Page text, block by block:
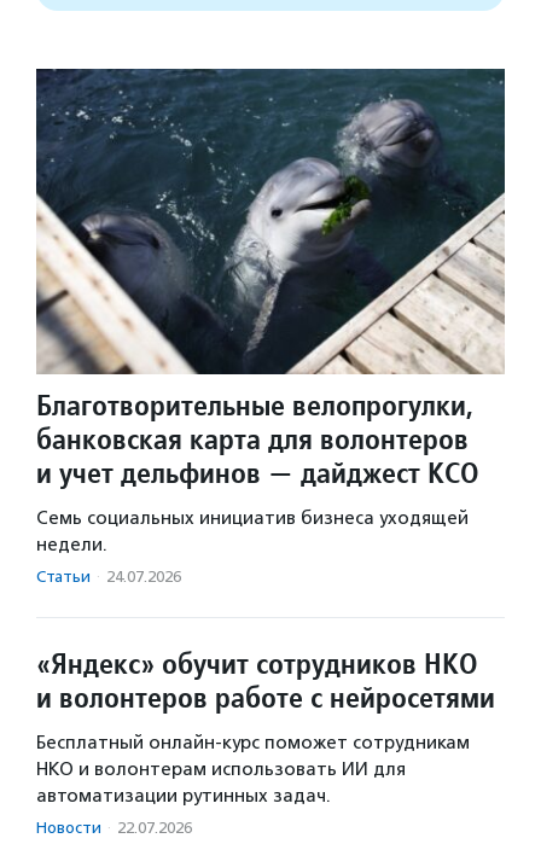
Благотворительные велопрогулки,
банковская карта для волонтеров
и учет дельфинов — дайджест КСО
Семь социальных инициатив бизнеса уходящей
недели.
Статьи · 24.07.2026
«Яндекс» обучит сотрудников НКО
и волонтеров работе с нейросетями
Бесплатный онлайн-курс поможет сотрудникам
НКО и волонтерам использовать ИИ для
автоматизации рутинных задач.
Новости · 22.07.2026